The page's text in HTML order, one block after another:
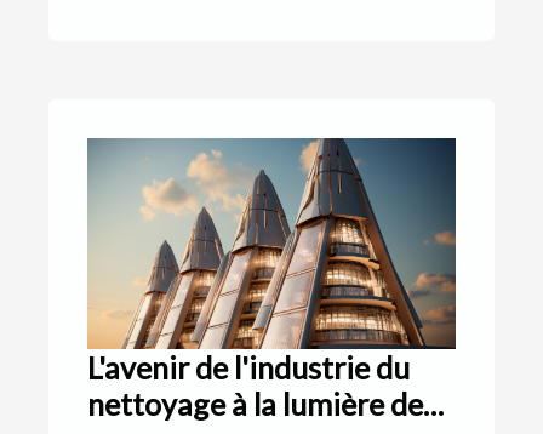
L'avenir de l'industrie du
nettoyage à la lumière des